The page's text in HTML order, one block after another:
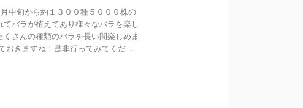
旬から約１３００種５０００株の
バラが植えてあり様々なバラを楽し
さんの種類のバラを長い間楽しめま
おきますね！是非行ってみてくだ ...